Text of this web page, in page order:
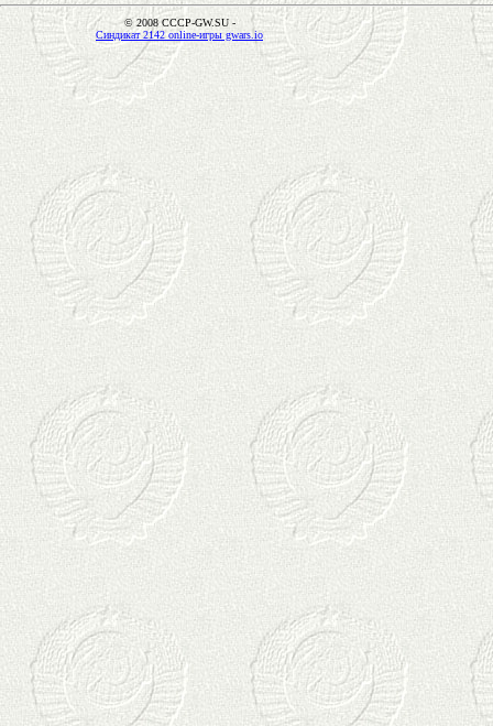
© 2008 CCCP-GW.SU -
Синдикат 2142 online-игры gwars.io